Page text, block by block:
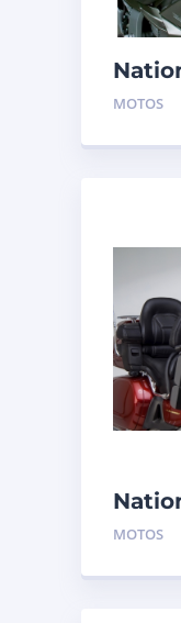
brise
MOTOS
brise
MOTOS